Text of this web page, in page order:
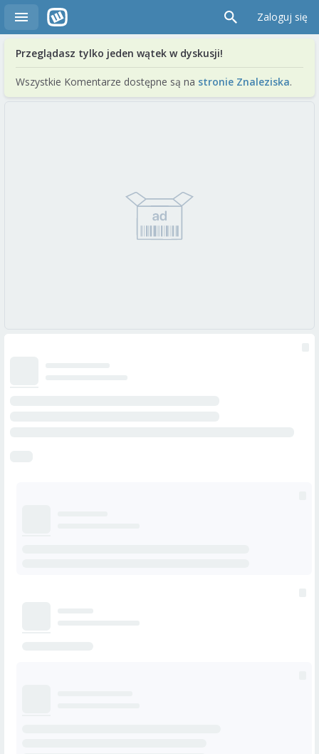
Zaloguj się
Przeglądasz tylko jeden wątek w dyskusji!
Wszystkie Komentarze dostępne są na stronie Znaleziska.